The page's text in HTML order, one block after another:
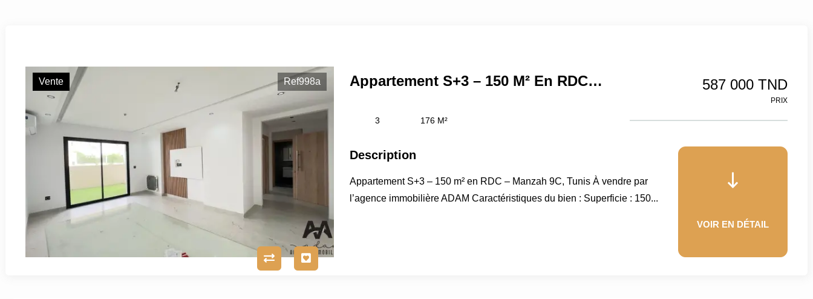
Vente Ref998a Appartement S+3 – 150 M² En RDC – Manzah 9C, Tunis 587 000 TND
PRIX
3 176 M²
Description
Appartement S+3 – 150 m² en RDC – Manzah 9C, Tunis À vendre par
l’agence immobilière ADAM Caractéristiques du bien : Superficie : 150...
VOIR EN DÉTAIL